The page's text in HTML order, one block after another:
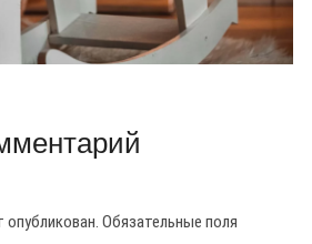
Обязательные поля